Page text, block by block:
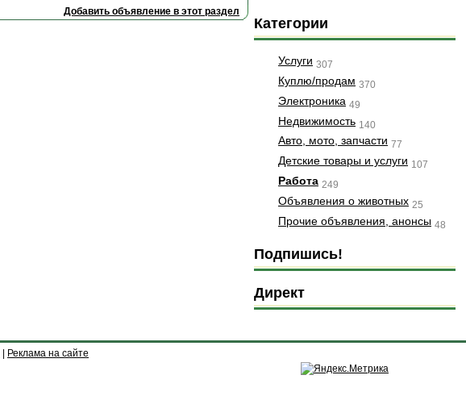
Добавить объявление в этот раздел
Категории
Услуги 307
Куплю/продам 370
Электроника 49
Недвижимость 140
Авто, мото, запчасти 77
Детские товары и услуги 107
Работа 249
Объявления о животных 25
Прочие объявления, анонсы 48
Подпишись!
Директ
Реклама на сайте